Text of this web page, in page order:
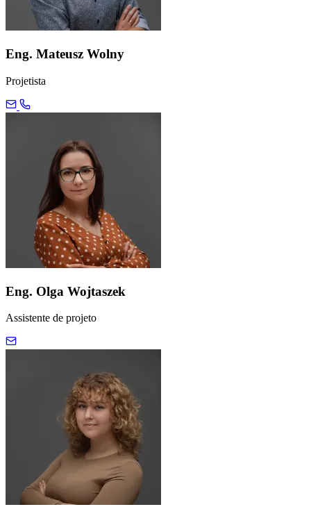
Eng. Mateusz Wolny
Projetista
Eng. Olga Wojtaszek
Assistente de projeto